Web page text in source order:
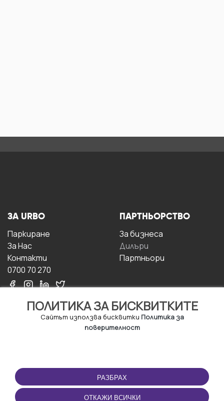
ПОЛИТИКА ЗА БИСКВИТКИТЕ
Сайтът използва бисквитки Политика за
поверителност
РАЗБРАХ
ОТКАЖИ ВСИЧКИ
ЗА URBO
Паркиране
За Hас
Контакти
0700 70 270
ПАРТНЬОРСТВО
За бизнесa
Дилъри
Партньори
ПОЛЗВАНЕ
Правила и условия за
ползване
ПРИЛОЖЕНИЕТО